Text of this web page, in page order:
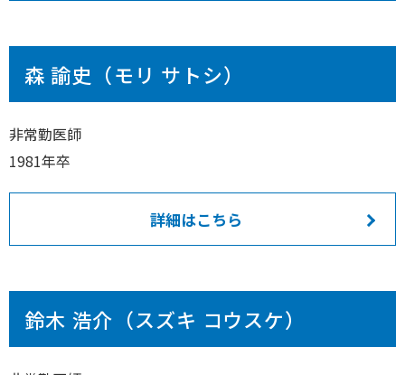
森 諭史（モリ サトシ）
非常勤医師
1981年卒
詳細はこちら
鈴木 浩介（スズキ コウスケ）